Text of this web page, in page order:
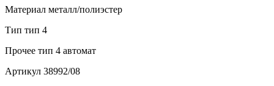
Материал металл/полиэстер
Тип тип 4
Прочее тип 4 автомат
Артикул 38992/08